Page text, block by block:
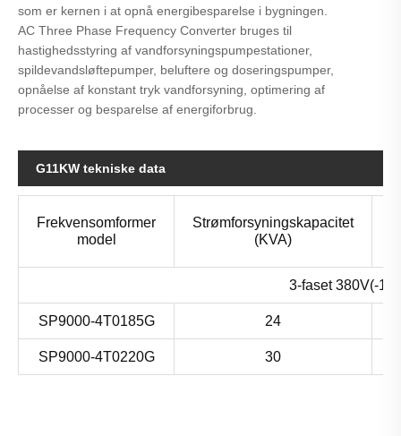
som er kernen i at opnå energibesparelse i bygningen.
AC Three Phase Frequency Converter bruges til
hastighedsstyring af vandforsyningspumpestationer,
spildevandsløftepumper, beluftere og doseringspumper,
opnåelse af konstant tryk vandforsyning, optimering af
processer og besparelse af energiforbrug.
G11KW tekniske data
Frekvensomformer
model
Strømforsyningskapacitet
(KVA)
3-faset 380V(-
SP9000-4T0185G 24
SP9000-4T0220G 30